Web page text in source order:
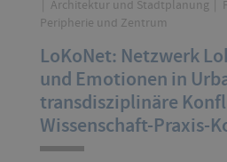
Architektur und Stadtplanung
Peripherie und Zentrum
LoKoNet: Netzwerk
und Emotionen in
transdisziplinäre
Wissenschaft-Praxis-